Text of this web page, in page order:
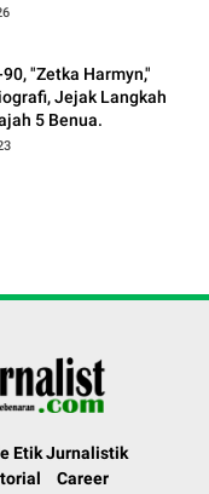
"Zetka Harmyn,"
Jejak Langkah
5 Benua.
Etik Jurnalistik
Career